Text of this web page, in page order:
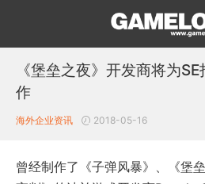
《堡垒之夜》开发商将为
作
海外企业资讯 2018-05-16
曾经制作了《子弹风暴》、《堡